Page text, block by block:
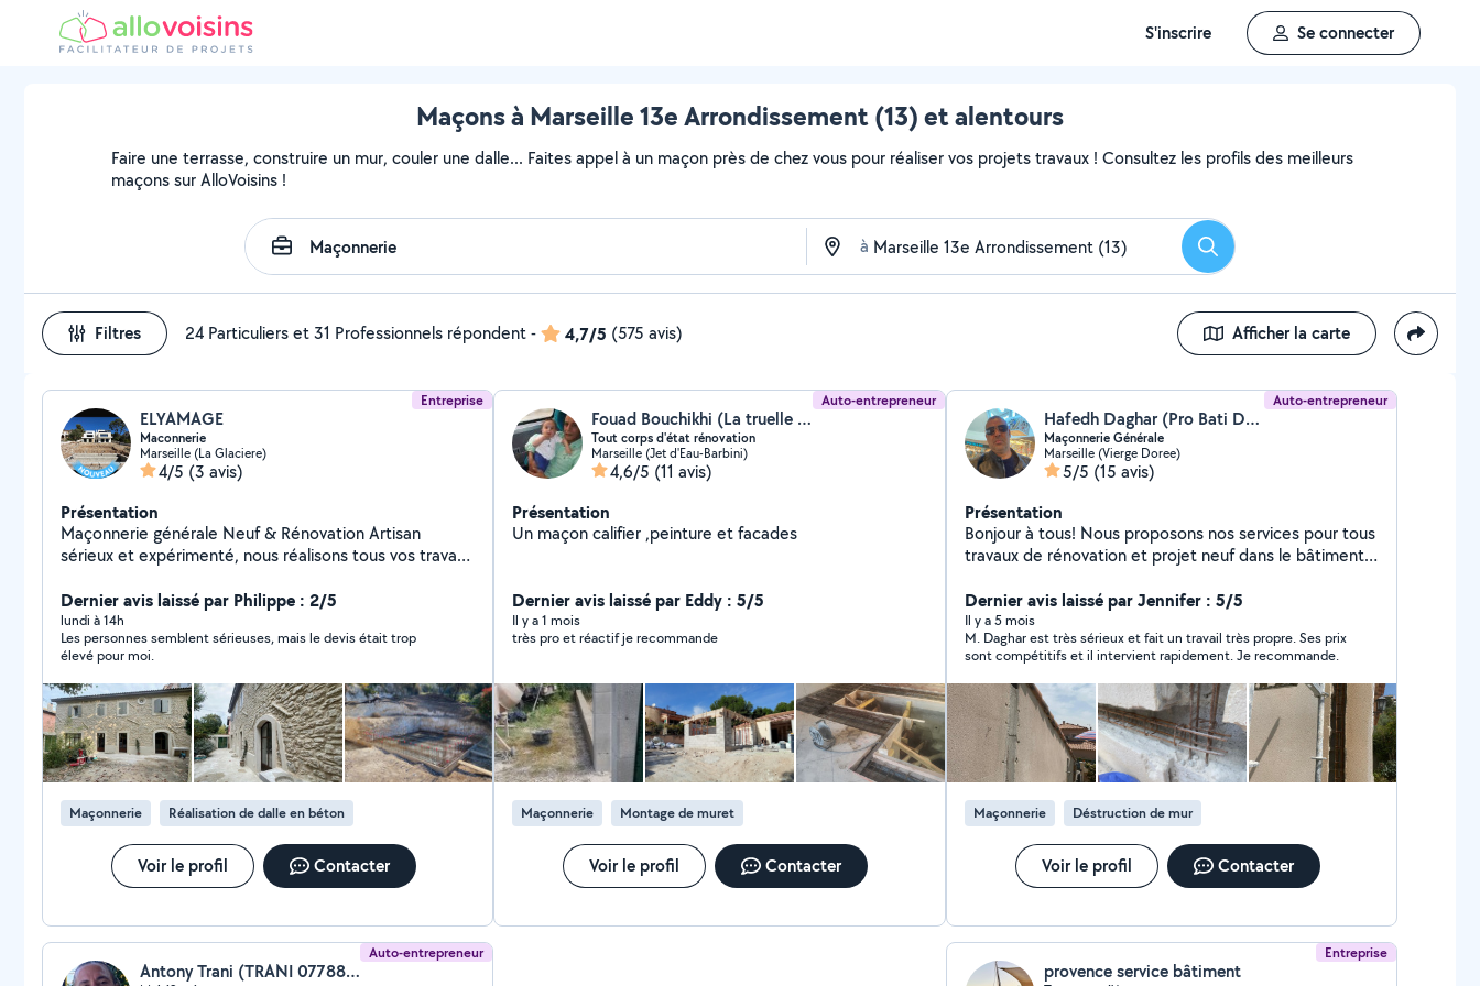
S'inscrire Se connecter
Maçons à Marseille 13e Arrondissement (13) et alentours
Faire une terrasse, construire un mur, couler une dalle... Faites appel à un maçon près de chez vous pour réaliser vos projets travaux ! Consultez les profils des meilleurs
maçons sur AlloVoisins !
à Rechercher
Filtres 24 Particuliers et 31 Professionnels répondent- 4,7/5 (575 avis) Afficher la carte
Entreprise
ELYAMAGE
Maconnerie
Marseille (La Glaciere)
4/5 (3 avis)
Présentation
Maçonnerie générale Neuf & Rénovation Artisan
sérieux et expérimenté, nous réalisons tous vos travaux
extensions, dalles béton, murs, clôtures, terrasses,
ouvertures, carrelage et finitions. Travail de qualité,
respect des délais et devis gratuit. Votre satisfaction
est notre priorité.
Dernier avis laissé par Philippe : 2/5
lundi à 14h
Les personnes semblent sérieuses, mais le devis était trop
élevé pour moi.
Maçonnerie Réalisation de dalle en béton
Voir le profil Contacter
Auto-entrepreneur
Fouad Bouchikhi (La truelle Renov)
Tout corps d'état rénovation
Marseille (Jet d'Eau-Barbini)
4,6/5 (11 avis)
Présentation
Un maçon califier ,peinture et facades
Dernier avis laissé par Eddy : 5/5
Il y a 1 mois
très pro et réactif je recommande
Maçonnerie Montage de muret
Voir le profil Contacter
Auto-entrepreneur
Hafedh Daghar (Pro Bati Daghar)
Maçonnerie Générale
Marseille (Vierge Doree)
5/5 (15 avis)
Présentation
Bonjour à tous! Nous proposons nos services pour tous
travaux de rénovation et projet neuf dans le bâtiment
plomberie, électricité, carrelage, placo, parquet,
toiture, charpente, peinture, soudure, gouttière,
etanchéité, salle de bain, plafond , isolation intérieure,
extérieure, façade poser des portes et fenêtres, on
PVC, double vitrage et boissons
Dernier avis laissé par Jennifer : 5/5
Il y a 5 mois
M. Daghar est très sérieux et fait un travail très propre. Ses prix
sont compétitifs et il intervient rapidement. Je recommande.
Maçonnerie Déstruction de mur
Voir le profil Contacter
Auto-entrepreneur
Antony Trani (TRANI 0778808941)
Entreprise
provence service bâtiment